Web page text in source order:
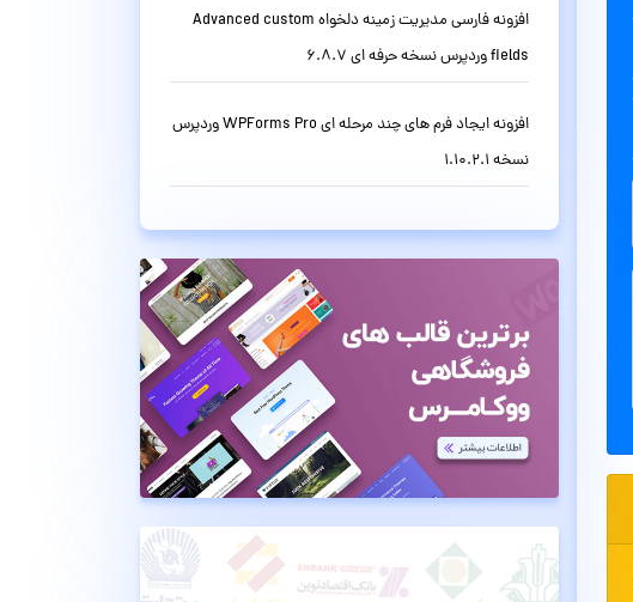
افزونه فارسی مدیریت زمینه دلخواه Advanced custom
fields وردپرس نسخه حرفه ای 6.8.7
افزونه ایجاد فرم های چند مرحله ای WPForms Pro وردپرس
نسخه 1.10.2.1